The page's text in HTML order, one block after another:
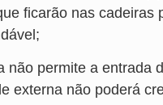
ficarão nas cadeiras
não permite a entrada
externa não poderá